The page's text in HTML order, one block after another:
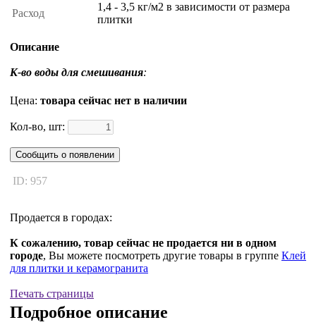
Расход
1,4 - 3,5 кг/м2 в зависимости от размера
плитки
Описание
К-во воды для смешивания:
Цена: товара сейчас нет в наличии
Кол-во, шт:
Сообщить о появлении
ID: 957
Продается в городах:
К сожалению, товар сейчас не продается ни в одном
городе, Вы можете посмотреть другие товары в группе Клей
для плитки и керамогранита
Печать страницы
Подробное описание